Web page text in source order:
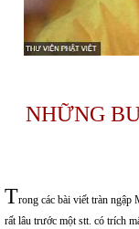
NHỮNG
Trong các bài viết tràn
rất lâu trước một stt. có trích